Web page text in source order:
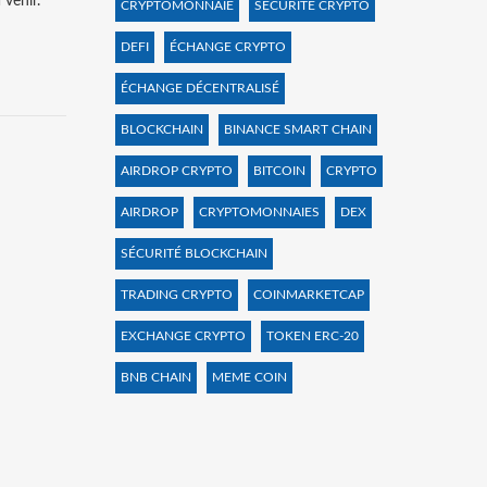
CRYPTOMONNAIE SÉCURITÉ CRYPTO
DEFI ÉCHANGE CRYPTO
ÉCHANGE DÉCENTRALISÉ
BLOCKCHAIN BINANCE SMART CHAIN
AIRDROP CRYPTO BITCOIN CRYPTO
AIRDROP CRYPTOMONNAIES DEX
SÉCURITÉ BLOCKCHAIN
TRADING CRYPTO COINMARKETCAP
EXCHANGE CRYPTO TOKEN ERC-20
BNB CHAIN MEME COIN